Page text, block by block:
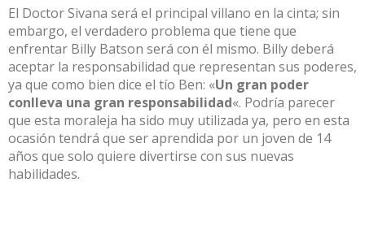
El Doctor Sivana será el principal villano en la cinta; sin
embargo, el verdadero problema que tiene que
enfrentar Billy Batson será con él mismo. Billy deberá
aceptar la responsabilidad que representan sus poderes,
ya que como bien dice el tío Ben: «Un gran poder
conlleva una gran responsabilidad«. Podría parecer
que esta moraleja ha sido muy utilizada ya, pero en esta
ocasión tendrá que seraprendida por un joven de 14
años que solo quiere divertirse con sus nuevas
habilidades.